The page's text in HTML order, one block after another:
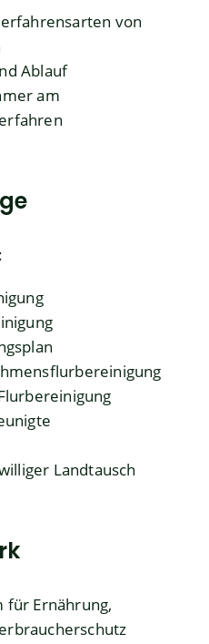
von
Ablauf
am
:
Landtausch
Ernährung,